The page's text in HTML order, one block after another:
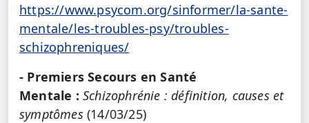
https://www.psycom.org/sinformer/la-sante-
mentale/les-troubles-psy/troubles-
schizophreniques/
- Premiers Secours en Santé
Mentale : Schizophrénie : définition, causes et
symptômes (14/03/25)